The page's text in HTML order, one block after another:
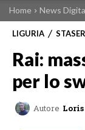
Home News
LIGURIA
Rai:
per lo
Autore